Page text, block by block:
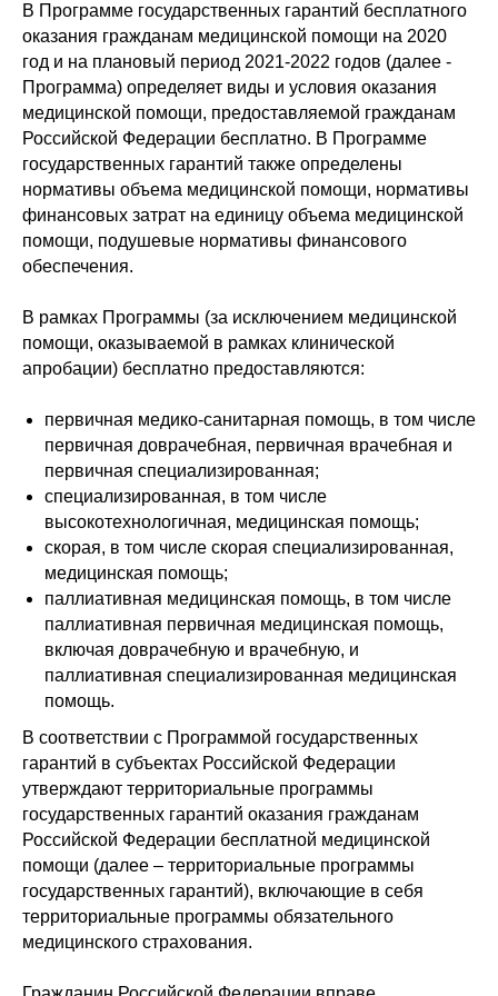
В Программе государственных гарантий бесплатного
оказания гражданам медицинской помощи на 2020
год и на плановый период 2021-2022 годов (далее -
Программа) определяет виды и условия оказания
медицинской помощи, предоставляемой гражданам
Российской Федерации бесплатно. В Программе
государственных гарантий также определены
нормативы объема медицинской помощи, нормативы
финансовых затрат на единицу объема медицинской
помощи, подушевые нормативы финансового
обеспечения.
В рамках Программы (за исключением медицинской
помощи, оказываемой в рамках клинической
апробации) бесплатно предоставляются:
первичная медико-санитарная помощь, в том числе
первичная доврачебная, первичная врачебная и
первичная специализированная;
специализированная, в том числе
высокотехнологичная, медицинская помощь;
скорая, в том числе скорая специализированная,
медицинская помощь;
паллиативная медицинская помощь, в том числе
паллиативная первичная медицинская помощь,
включая доврачебную и врачебную, и
паллиативная специализированная медицинская
помощь.
В соответствии с Программой государственных
гарантий в субъектах Российской Федерации
утверждают территориальные программы
государственных гарантий оказания гражданам
Российской Федерации бесплатной медицинской
помощи (далее – территориальные программы
государственных гарантий), включающие в себя
территориальные программы обязательного
медицинского страхования.